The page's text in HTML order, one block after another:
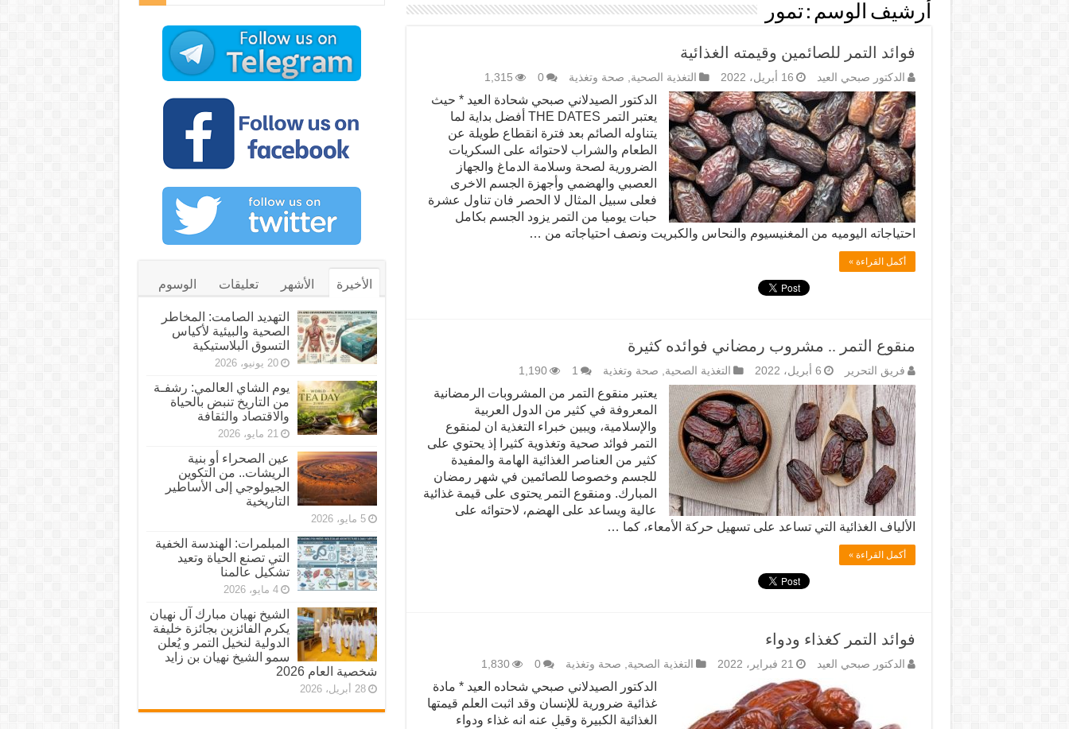
أرشيف الوسم :تمور
فوائد التمر للصائمين وقيمته الغذائية
الدكتور صبحي العيد 16 أبريل، 2022 التغذية الصحية, صحة وتغذية 0
1,315
الدكتور الصيدلاني صبحي شحادة العيد * حيث
يعتبر التمر THE DATES أفضل بداية لما
يتناوله الصائم بعد فترة انقطاع طويلة عن
الطعام والشراب لاحتوائه على السكريات
الضرورية لصحة وسلامة الدماغ والجهاز
العصبي والهضمي وأجهزة الجسم الاخرى
فعلى سبيل المثال لا الحصر فان تناول عشرة
حبات يوميا من التمر يزود الجسم بكامل
احتياجاته اليوميه من المغنيسيوم والنحاس والكبريت ونصف احتياجاته من …
أكمل القراءة »
منقوع التمر .. مشروب رمضاني فوائده كثيرة
فريق التحرير 6 أبريل، 2022 التغذية الصحية, صحة وتغذية 1
1,190
يعتبر منقوع التمر من المشروبات الرمضانية
المعروفة في كثير من الدول العربية
والإسلامية، ويبين خبراء التغذية ان لمنقوع
التمر فوائد صحية وتغذوية كثيرا إذ يحتوي على
كثير من العناصر الغذائية الهامة والمفيدة
للجسم وخصوصا للصائمين في شهر رمضان
المبارك. ومنقوع التمر يحتوى على قيمة غذائية
عالية ويساعد على الهضم، لاحتوائه على
الألياف الغذائية التي تساعد على تسهيل حركة الأمعاء، كما …
أكمل القراءة »
فوائد التمر كغذاء ودواء
الدكتور صبحي العيد 21 فبراير، 2022 التغذية الصحية, صحة وتغذية 0
1,830
الدكتور الصيدلاني صبحي شحاده العيد * مادة
غذائية ضرورية للإنسان وقد اثبت العلم قيمتها
الغذائية الكبيرة وقيل عنه انه غذاء ودواء
الأخيرة الأشهر تعليقات الوسوم
التهديد الصامت: المخاطر
الصحية والبيئية لأكياس
التسوق البلاستيكية
20 يونيو، 2026
يوم الشاي العالمي: رشفـة
من التاريخ تنبض بالحياة
والاقتصاد والثقافة
21 مايو، 2026
عين الصحراء أو بنية
الريشات.. من التكوين
الجيولوجي إلى الأساطير
التاريخية
5 مايو، 2026
المبلمرات: الهندسة الخفية
التي تصنع الحياة وتعيد
تشكيل عالمنا
4 مايو، 2026
الشيخ نهيان مبارك آل نهيان
يكرم الفائزين بجائزة خليفة
الدولية لنخيل التمر و يُعلن
سمو الشيخ نهيان بن زايد
شخصية العام 2026
28 أبريل، 2026